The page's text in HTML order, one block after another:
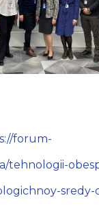
forum-
tehnologii-
sredy-